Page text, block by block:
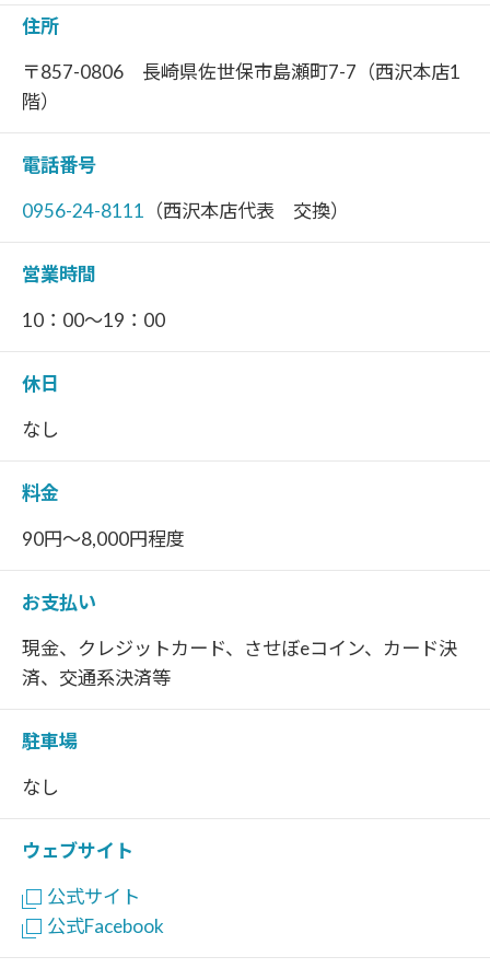
住所
〒857-0806 長崎県佐世保市島瀬町7-7（西沢本店1
階）
電話番号
0956-24-8111 （西沢本店代表 交換）
営業時間
10：00～19：00
休日
なし
料金
90円～8,000円程度
お支払い
現金、クレジットカード、させぼeコイン、カード決
済、交通系決済等
駐車場
なし
ウェブサイト
公式サイト
公式Facebook